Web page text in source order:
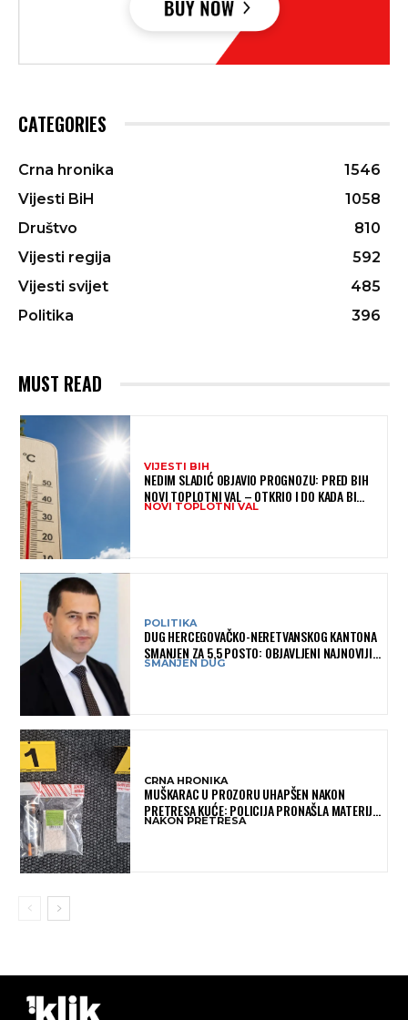
CATEGORIES
Crna hronika
1546
Vijesti BiH
1058
Društvo
810
Vijesti regija
592
Vijesti svijet
485
Politika
396
MUST READ
VIJESTI BIH
NEDIM SLADIĆ OBJAVIO PROGNOZU: PRED BIH
NOVI TOPLOTNI VAL – OTKRIO I DO KADA BI
MOGAO TRAJATI
NOVI TOPLOTNI VAL
POLITIKA
DUG HERCEGOVAČKO-NERETVANSKOG KANTONA
SMANJEN ZA 5,5 POSTO: OBJAVLJENI NAJNOVIJI
PODACI MINISTARSTVA FINANSIJA
SMANJEN DUG
CRNA HRONIKA
MUŠKARAC U PROZORU UHAPŠEN NAKON
PRETRESA KUĆE: POLICIJA PRONAŠLA MATERIJU
KOJA ASOCIRA NA HEROIN I PRIBOR ZA
NAKON PRETRESA